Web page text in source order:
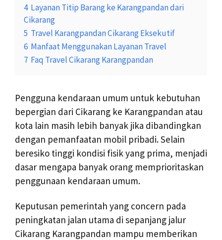
4 Layanan Titip Barang ke Karangpandan dari
Cikarang
5 Travel Karangpandan Cikarang Eksekutif
6 Manfaat Menggunakan Layanan Travel
7 Faq Travel Cikarang Karangpandan
Pengguna kendaraan umum untuk kebutuhan
bepergian dari Cikarang ke Karangpandan atau
kota lain masih lebih banyak jika dibandingkan
dengan pemanfaatan mobil pribadi. Selain
beresiko tinggi kondisi fisik yang prima, menjadi
dasar mengapa banyak orang memprioritaskan
penggunaan kendaraan umum.
Keputusan pemerintah yang concern pada
peningkatan jalan utama di sepanjang jalur
Cikarang Karangpandan mampu memberikan